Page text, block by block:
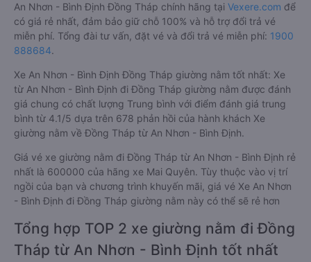
An Nhơn - Bình Định Đồng Tháp chính hãng tại Vexere.com để
có giá rẻ nhất, đảm bảo giữ chỗ 100% và hỗ trợ đổi trả vé
miễn phí. Tổng đài tư vấn, đặt vé và đổi trả vé miễn phí: 1900
888684.
Xe An Nhơn - Bình Định Đồng Tháp giường nằm tốt nhất: Xe
từ An Nhơn - Bình Định đi Đồng Tháp giường nằm được đánh
giá chung có chất lượng Trung bình với điểm đánh giá trung
bình từ 4.1/5 dựa trên 678 phản hồi của hành khách Xe
giường nằm về Đồng Tháp từ An Nhơn - Bình Định.
Giá vé xe giường nằm đi Đồng Tháp từ An Nhơn - Bình Định rẻ
nhất là 600000 của hãng xe Mai Quyên. Tùy thuộc vào vị trí
ngồi của bạn và chương trình khuyến mãi, giá vé Xe An Nhơn
- Bình Định đi Đồng Tháp giường nằm này có thể sẽ rẻ hơn
Tổng hợp TOP 2 xe giường nằm đi Đồng
Tháp từ An Nhơn - Bình Định tốt nhất